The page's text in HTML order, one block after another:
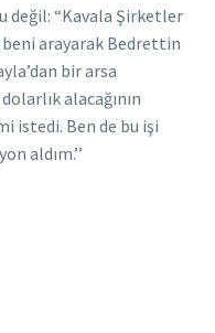
değil: “Kavala Şirketler
arayarak Bedrettin
bir arsa
alacağının
istedi. Ben de bu işi
aldım.’’